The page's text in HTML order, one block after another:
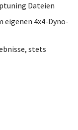
Dateien
eigenen 4x4-Dyno-
stets